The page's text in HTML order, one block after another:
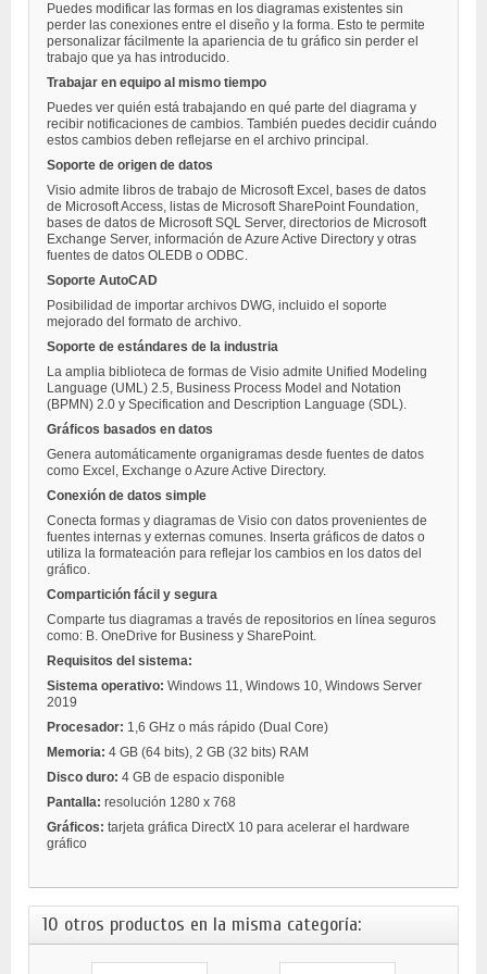
Puedes modificar las formas en los diagramas existentes sin
perder las conexiones entre el diseño y la forma. Esto te permite
personalizar fácilmente la apariencia de tu gráfico sin perder el
trabajo que ya has introducido.
Trabajar en equipo al mismo tiempo
Puedes ver quién está trabajando en qué parte del diagrama y
recibir notificaciones de cambios. También puedes decidir cuándo
estos cambios deben reflejarse en el archivo principal.
Soporte de origen de datos
Visio admite libros de trabajo de Microsoft Excel, bases de datos
de Microsoft Access, listas de Microsoft SharePoint Foundation,
bases de datos de Microsoft SQL Server, directorios de Microsoft
Exchange Server, información de Azure Active Directory y otras
fuentes de datos OLEDB o ODBC.
Soporte AutoCAD
Posibilidad de importar archivos DWG, incluido el soporte
mejorado del formato de archivo.
Soporte de estándares de la industria
La amplia biblioteca de formas de Visio admite Unified Modeling
Language (UML) 2.5, Business Process Model and Notation
(BPMN) 2.0 y Specification and Description Language (SDL).
Gráficos basados en datos
Genera automáticamente organigramas desde fuentes de datos
como Excel, Exchange o Azure Active Directory.
Conexión de datos simple
Conecta formas y diagramas de Visio con datos provenientes de
fuentes internas y externas comunes. Inserta gráficos de datos o
utiliza la formateación para reflejar los cambios en los datos del
gráfico.
Compartición fácil y segura
Comparte tus diagramas a través de repositorios en línea seguros
como: B. OneDrive for Business y SharePoint.
Requisitos del sistema:
Sistema operativo: Windows 11, Windows 10, Windows Server
2019
Procesador: 1,6 GHz o más rápido (Dual Core)
Memoria: 4 GB (64 bits), 2 GB (32 bits) RAM
Disco duro: 4 GB de espacio disponible
Pantalla: resolución 1280 x 768
Gráficos: tarjeta gráfica DirectX 10 para acelerar el hardware
gráfico
10 otros productos en la misma categoría: